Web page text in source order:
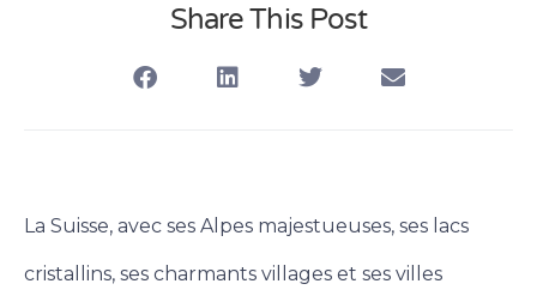
Share This Post
La Suisse, avec ses Alpes majestueuses, ses lacs
cristallins, ses charmants villages et ses villes